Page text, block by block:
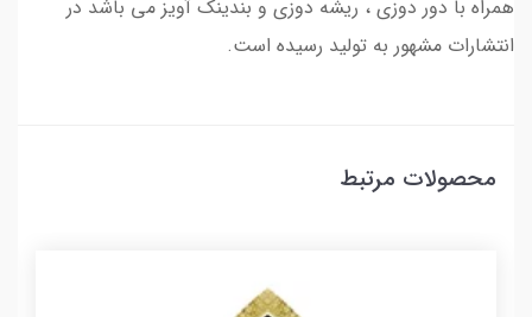
همراه با دور دوزی ، ریشه دوزی و بندینک آویز می باشد در
انتشارات مشهور به تولید رسیده است.
محصولات مرتبط